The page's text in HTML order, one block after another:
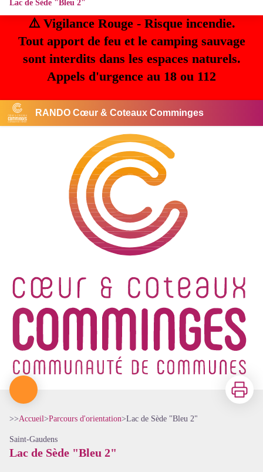
⚠️ Vigilance Rouge - Risque incendie.
Tout apport de feu et le camping sauvage
sont interdits dans les espaces naturels.
Appels d'urgence au 18 ou 112
RANDO Cœur & Coteaux Comminges
Lac de Sède "Bleu 2"
Imprimer
>>Accueil>Parcours d'orientation>Lac de Sède "Bleu 2"
Saint-Gaudens
Lac de Sède "Bleu 2"